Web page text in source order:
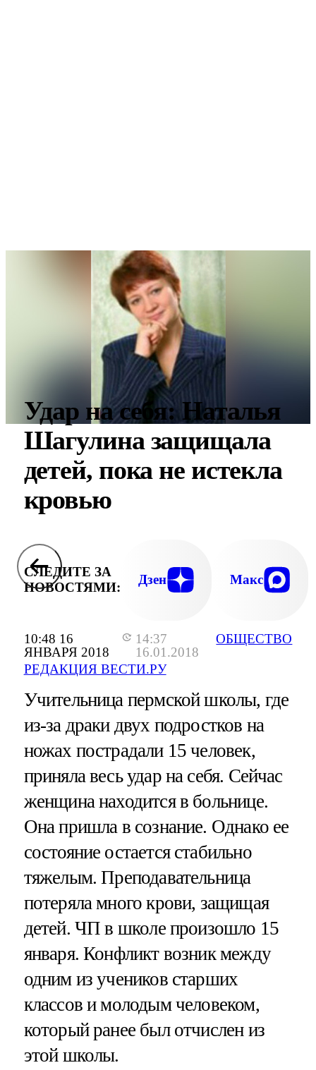
10:48 16
ЯНВАРЯ 2018
14:37
16.01.2018
РЕДАКЦИЯ ВЕСТИ.РУ
ОБЩЕСТВО
Удар на себя: Наталья
Шагулина защищала
детей, пока не истекла
кровью
СЛЕДИТЕ ЗА
НОВОСТЯМИ:
Дзен Макс
Учительница пермской школы, где
из-за драки двух подростков на
ножах пострадали 15 человек,
приняла весь удар на себя. Сейчас
женщина находится в больнице.
Она пришла в сознание. Однако ее
состояние остается стабильно
тяжелым. Преподавательница
потеряла много крови, защищая
детей. ЧП в школе произошло 15
января. Конфликт возник между
одним из учеников старших
классов и молодым человеком,
который ранее был отчислен из
этой школы.